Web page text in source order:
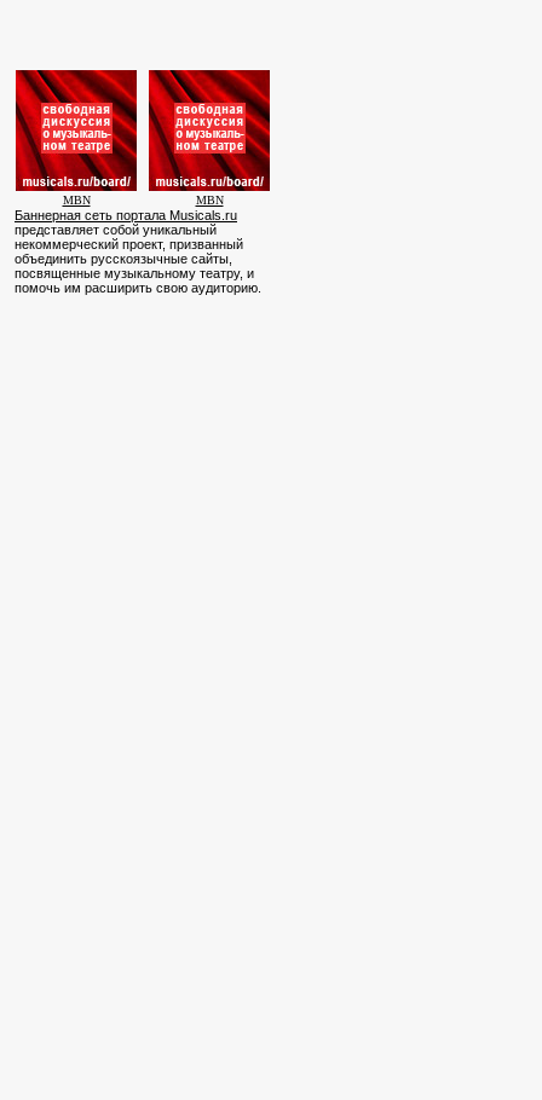
MBN MBN
Баннерная сеть портала Musicals.ru
представляет собой уникальный
некоммерческий проект, призванный
объединить русскоязычные сайты,
посвященные музыкальному театру, и
помочь им расширить свою аудиторию.